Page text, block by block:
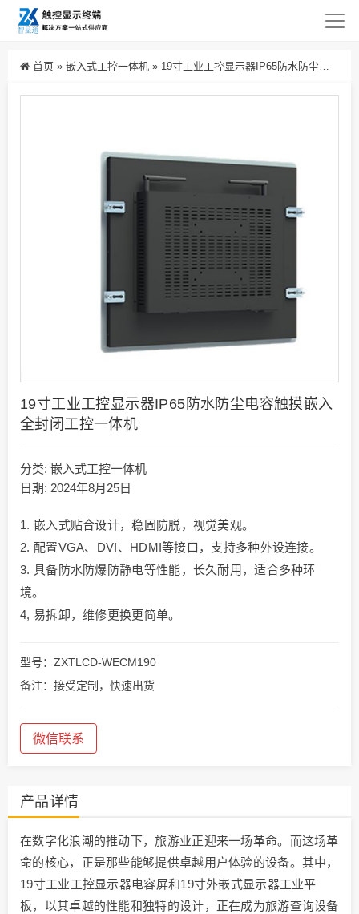
首页 » 嵌入式工控一体机 » 19寸工业工控显示器IP65防水防尘电容触摸嵌入全封闭工控一体机
19寸工业工控显示器IP65防水防尘电容触摸嵌入
全封闭工控一体机
分类: 嵌入式工控一体机
日期: 2024年8月25日
1. 嵌入式贴合设计，稳固防脱，视觉美观。
2. 配置VGA、DVI、HDMI等接口，支持多种外设连接。
3. 具备防水防爆防静电等性能，长久耐用，适合多种环
境。
4, 易拆卸，维修更换更简单。
型号：ZXTLCD-WECM190
备注：接受定制，快速出货
微信联系
产品详情
在数字化浪潮的推动下，旅游业正迎来一场革命。而这场革
命的核心，正是那些能够提供卓越用户体验的设备。其中，
19寸工业工控显示器电容屏和19寸外嵌式显示器工业平
板，以其卓越的性能和独特的设计，正在成为旅游查询设备